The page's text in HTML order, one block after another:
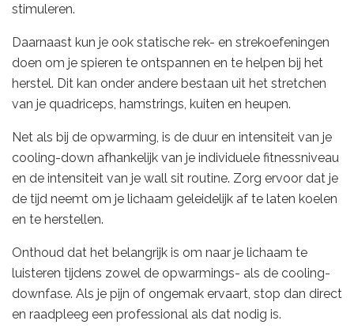
stimuleren.
Daarnaast kun je ook statische rek- en strekoefeningen
doen om je spieren te ontspannen en te helpen bij het
herstel. Dit kan onder andere bestaan uit het stretchen
van je quadriceps, hamstrings, kuiten en heupen.
Net als bij de opwarming, is de duur en intensiteit van je
cooling-down afhankelijk van je individuele fitnessniveau
en de intensiteit van je wall sit routine. Zorg ervoor dat je
de tijd neemt om je lichaam geleidelijk af te laten koelen
en te herstellen.
Onthoud dat het belangrijk is om naar je lichaam te
luisteren tijdens zowel de opwarmings- als de cooling-
downfase. Als je pijn of ongemak ervaart, stop dan direct
en raadpleeg een professional als dat nodig is.